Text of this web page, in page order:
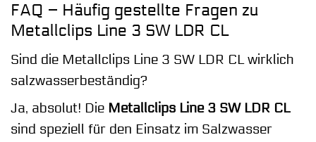
FAQ – Häufig gestellte Fragen zu
Metallclips Line 3 SW LDR CL
Sind die Metallclips Line 3 SW LDR CL wirklich
salzwasserbeständig?
Ja, absolut! Die Metallclips Line 3 SW LDR CL
sind speziell für den Einsatz im Salzwasser